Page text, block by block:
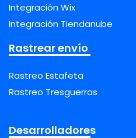
Integración Wix
Integración Tiendanube
Rastrear envío
Rastreo Estafeta
Rastreo Tresguerras
Desarrolladores